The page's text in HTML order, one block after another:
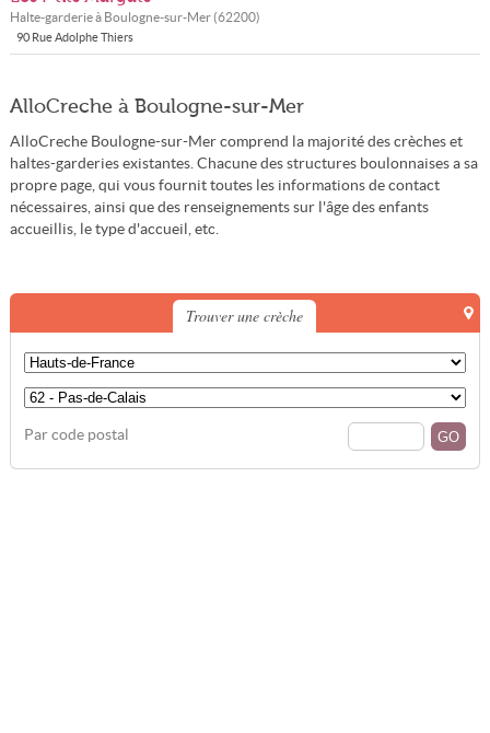
Halte-garderie à Boulogne-sur-Mer(62200)
90 Rue Adolphe Thiers
AlloCreche à Boulogne-sur-Mer
AlloCreche Boulogne-sur-Mer comprend la majorité des crèches et
haltes-garderies existantes. Chacune des structures boulonnaises a sa
propre page, qui vous fournit toutes les informations de contact
nécessaires, ainsi que des renseignements sur l'âge des enfants
accueillis, le type d'accueil, etc.
Trouver une crèche
Par code postal